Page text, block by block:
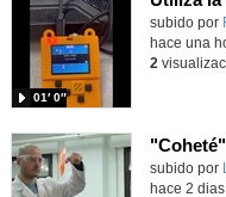
Contenido
subido por
01′ 0″
hace una
2
Contenido
subido por
hace 2 dias